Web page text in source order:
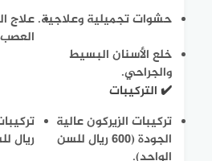
حشوات تجميلية وعلاجية. علاج
خلع الأسنان البسيط
والجراحي.
✔️ التركيبات
تركيبات الزيركون عالية
الجودة (600 ريال للسن
ريال